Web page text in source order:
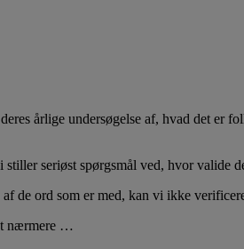
årlige undersøgelse af, hvad det er
seriøst spørgsmål ved, hvor valide
de ord som er med, kan vi ikke
nærmere …